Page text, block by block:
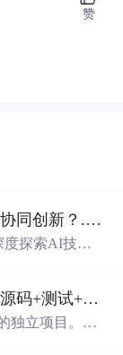
赞
园区如何推动科技资源精准对接与协同创新？.docx
度探索AI技术
新与产业创新仓颉测试套件不稳定性工具｜原创源码+测试+离线报告
独立项目。每